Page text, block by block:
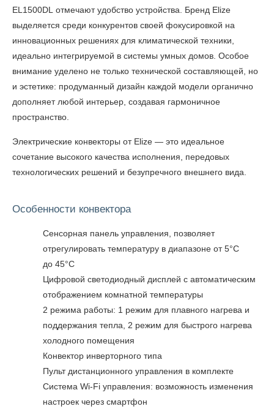
EL1500DL отмечают удобство устройства. Бренд Elize
выделяется среди конкурентов своей фокусировкой на
инновационных решениях для климатической техники,
идеально интегрируемой в системы умных домов. Особое
внимание уделено не только технической составляющей, но
и эстетике: продуманный дизайн каждой модели органично
дополняет любой интерьер, создавая гармоничное
пространство.
Электрические конвекторы от Elize — это идеальное
сочетание высокого качества исполнения, передовых
технологических решений и безупречного внешнего вида.
Особенности конвектора
Сенсорная панель управления, позволяет
отрегулировать температуру в диапазоне от 5°C
до 45°C
Цифровой светодиодный дисплей с автоматическим
отображением комнатной температуры
2 режима работы: 1 режим для плавного нагрева и
поддержания тепла, 2 режим для быстрого нагрева
холодного помещения
Конвектор инверторного типа
Пульт дистанционного управления в комплекте
Система Wi-Fi управления: возможность изменения
настроек через смартфон